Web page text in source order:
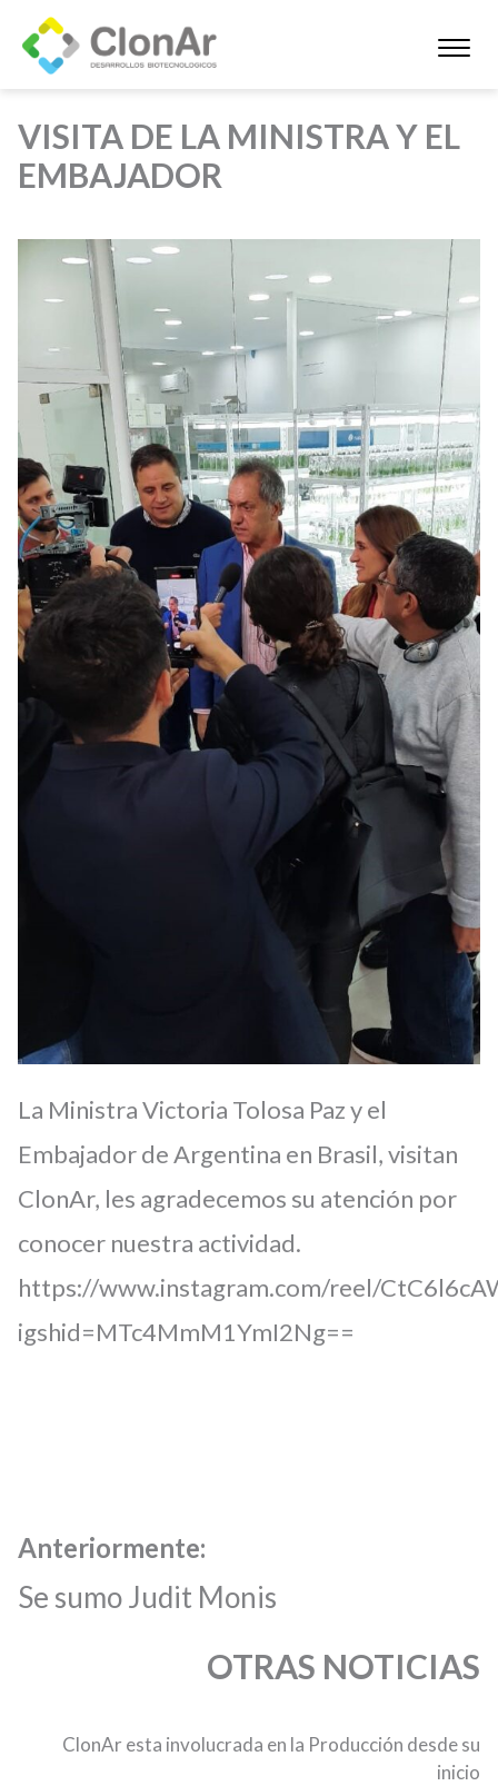
VISITA DE LA MINISTRA Y EL
EMBAJADOR
La Ministra Victoria Tolosa Paz y el
Embajador de Argentina en Brasil, visitan
ClonAr, les agradecemos su atención por
conocer nuestra actividad.
https://www.instagram.com/reel/
igshid=MTc4MmM1YmI2Ng==
Anteriormente:
Se sumo Judit Monis
OTRAS NOTICIAS
ClonAr esta involucrada en la Producción desde su
inicio